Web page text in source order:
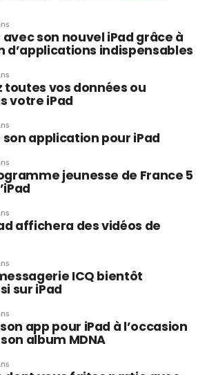
son nouvel iPad grâce à
d’applications indispensables
toutes vos données ou
votre iPad
application pour iPad
jeunesse de France 5
affichera des vidéos de
ICQ bientôt
sur iPad
app pour iPad à l’occasion
album MDNA